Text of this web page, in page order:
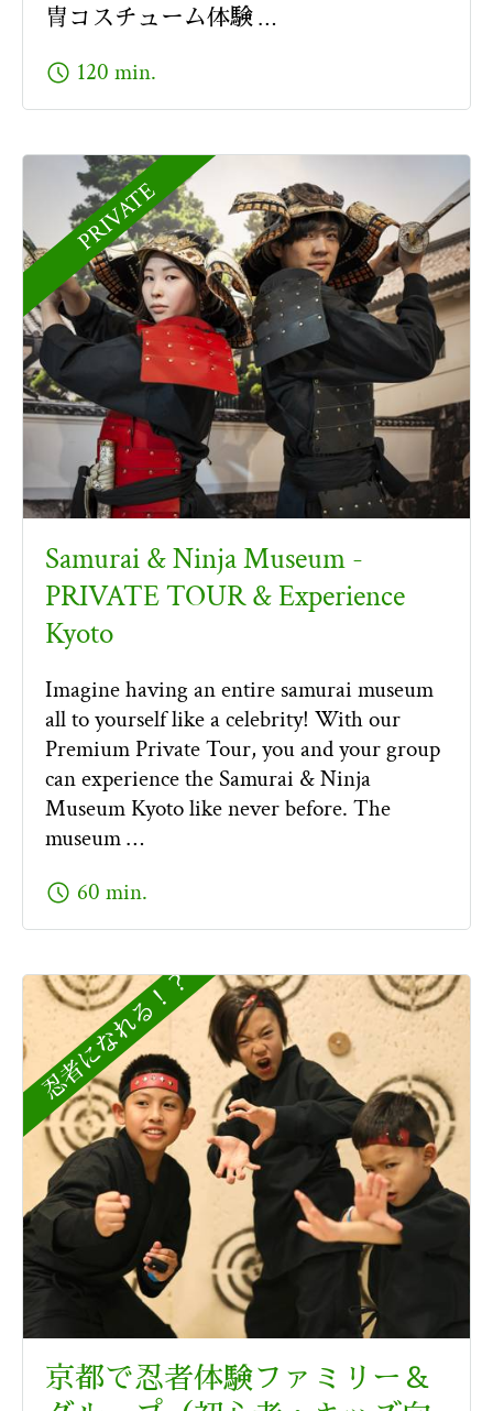
冑コスチューム体験 …
schedule 120 min.
PRIVATE
Samurai & Ninja Museum -
PRIVATE TOUR & Experience
Kyoto
Imagine having an entire samurai museum
all to yourself like a celebrity! With our
Premium Private Tour, you and your group
can experience the Samurai & Ninja
Museum Kyoto like never before. The
museum …
schedule 60 min.
忍者になれる！？
京都で忍者体験ファミリー＆